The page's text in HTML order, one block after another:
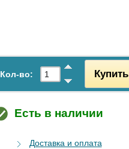
Кол-во: Купить
Есть в наличии
Доставка и оплата